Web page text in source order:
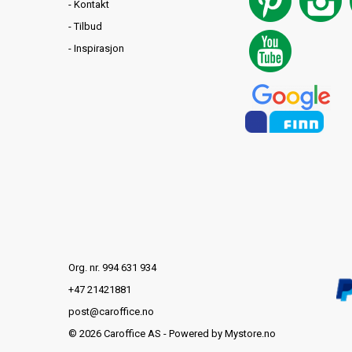
- Kontakt
-Tilbud
- Inspirasjon
Org. nr. 994 631 934
+47 21421881
post@caroffice.no
© 2026 Caroffice AS - Powered by Mystore.no